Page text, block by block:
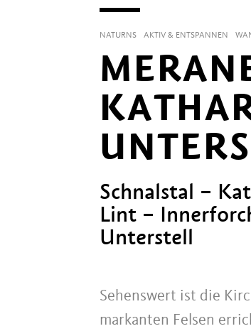
NATURNS AKTIV & ENTSPANNEN
Schnalstal –
Lint –
Unterstell
Sehenswert ist die
markanten Felsen